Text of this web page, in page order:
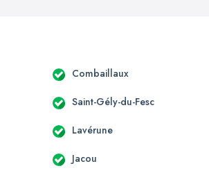
Combaillaux
Saint-Gély-du-Fesc
Lavérune
Jacou